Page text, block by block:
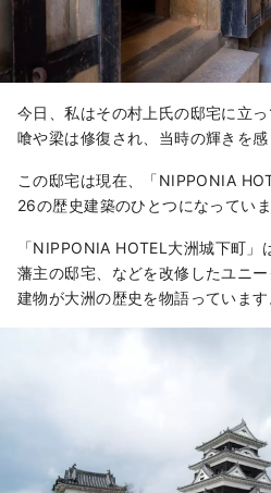
今日、私はその村上氏の邸宅に立
喰や梁は修復され、当時の輝きを感
この邸宅は現在、「NIPPONIA
26の歴史建築のひとつになっていま
「NIPPONIA HOTEL大洲城下町
藩主の邸宅、などを改修したユニ
建物が大洲の歴史を物語っています